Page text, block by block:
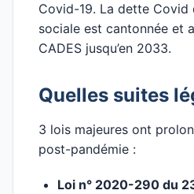
Covid-19. La dette Covid
sociale est cantonnée et
CADES jusqu’en 2033.
Quelles suites
3 lois majeures ont
post-pandémie :
Loi n° 2020-290 du